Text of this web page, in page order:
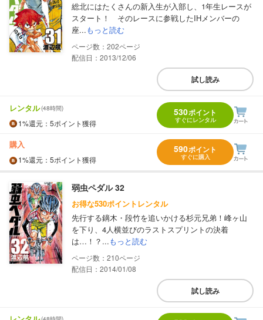
総北にはたくさんの新入生が入部し、1年生レースが
スタート！ そのレースに参戦したIHメンバーの
座...もっと読む
202
配信日：2013/12/06
試し読み
レンタル(48時間)
1%還元 ：5ポイント獲得
530ポイント
すぐにレンタル
購入
1%還元 ：5ポイント獲得
590ポイント
すぐに購入
弱虫ペダル 32
お得な530ポイントレンタル
先行する鏑木・段竹を追いかける杉元兄弟！峰ヶ山
を下り、4人横並びのラストスプリントの決着
は…！？...もっと読む
210
配信日：2014/01/08
試し読み